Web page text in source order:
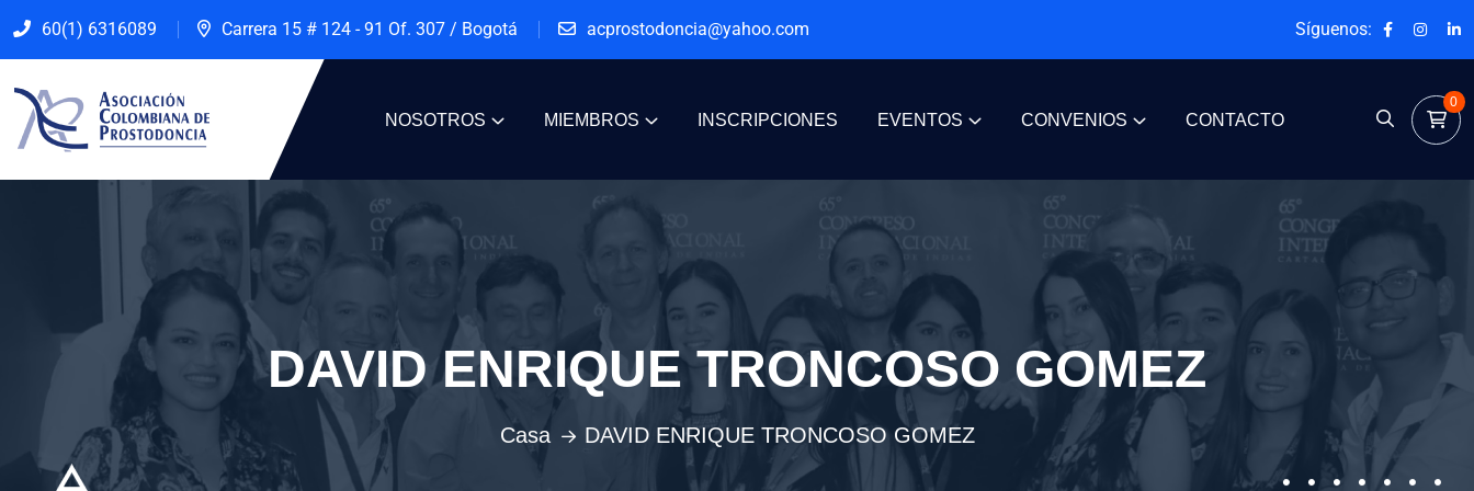
60(1) 6316089 Carrera 15 # 124 - 91 Of. 307 / Bogotá acprostodoncia@yahoo.com Síguenos:
NOSOTROS MIEMBROS INSCRIPCIONES EVENTOS CONVENIOS CONTACTO
0
DAVID ENRIQUE TRONCOSO GOMEZ
Casa DAVID ENRIQUE TRONCOSO GOMEZ